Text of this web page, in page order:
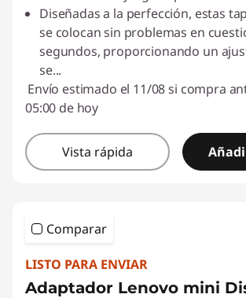
Diseñadas a la perfección, estas
se colocan sin problemas en
segundos, proporcionando un
se...
Envío estimado el 11/08 si compra
05:00 de hoy
Vista rápida
Comparar
LISTO PARA ENVIAR
Adaptador Lenovo mini